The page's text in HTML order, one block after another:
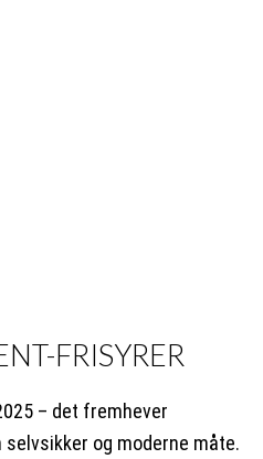
FRISYRER
– det fremhever
og moderne måte.